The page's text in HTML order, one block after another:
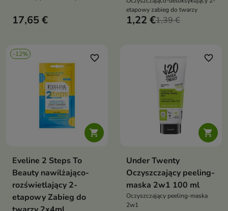
blasku, zmęczonej
17,65 €
etapowy zabieg do twarzy
1,22 €1,39 €
-12%

favorite_border
Eveline 2 Steps To
Beauty nawilżająco-
rozświetlający 2-
etapowy Zabieg do

favorite_border
Under Twenty
Oczyszczający peeling-
maska 2w1 100 ml
Oczyszczający peeling-maska
2w1